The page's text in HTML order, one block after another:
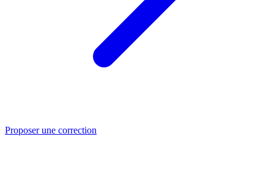
Proposer une correction